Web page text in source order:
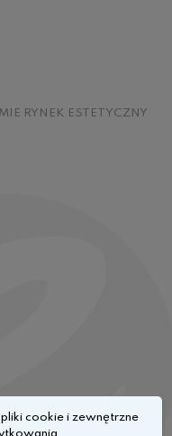
cookie i zewnętrzne
RYNEK ESTETYCZNY